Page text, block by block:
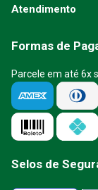
Atendimento
Formas de
Parcele em até 6x
Selos de